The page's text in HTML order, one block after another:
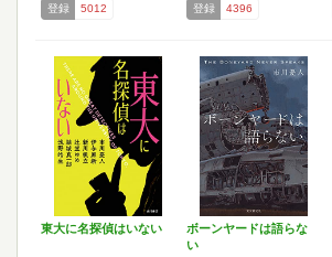
登録 5012 登録 4396
東大に名探偵はいない
ボーンヤードは語らな
い